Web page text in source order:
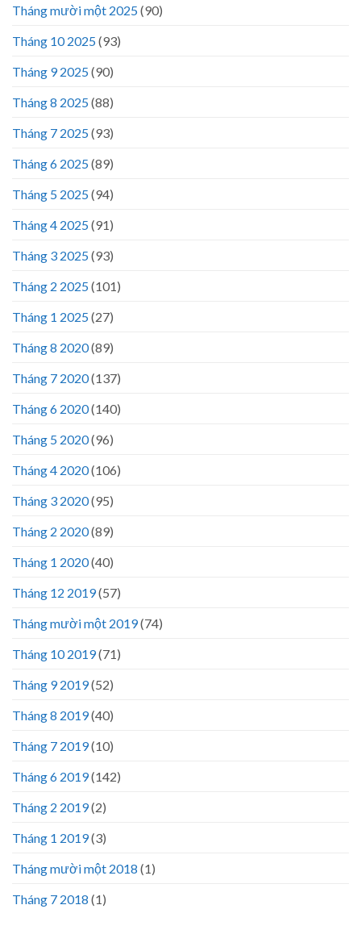
Tháng mười một 2025(90)
Tháng 10 2025(93)
Tháng 9 2025(90)
Tháng 8 2025(88)
Tháng 7 2025(93)
Tháng 6 2025(89)
Tháng 5 2025(94)
Tháng 4 2025(91)
Tháng 3 2025(93)
Tháng 2 2025(101)
Tháng 1 2025(27)
Tháng 8 2020(89)
Tháng 7 2020(137)
Tháng 6 2020(140)
Tháng 5 2020(96)
Tháng 4 2020(106)
Tháng 3 2020(95)
Tháng 2 2020(89)
Tháng 1 2020(40)
Tháng 12 2019(57)
Tháng mười một 2019(74)
Tháng 10 2019(71)
Tháng 9 2019(52)
Tháng 8 2019(40)
Tháng 7 2019(10)
Tháng 6 2019(142)
Tháng 2 2019(2)
Tháng 1 2019(3)
Tháng mười một 2018 (1)
Tháng 7 2018 (1)